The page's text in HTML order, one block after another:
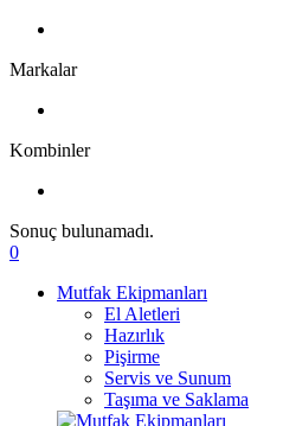
Markalar
Kombinler
Sonuç bulunamadı.
0
Mutfak Ekipmanları
El Aletleri
Hazırlık
Pişirme
Servis ve Sunum
Taşıma ve Saklama